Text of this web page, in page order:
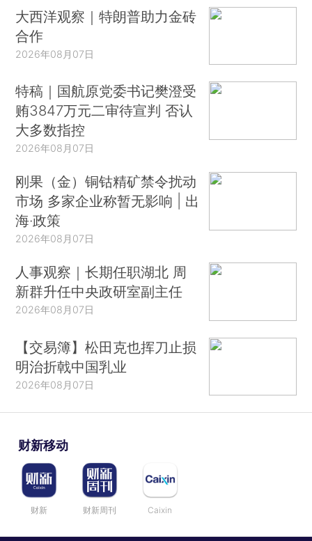
大西洋观察｜特朗普助力金砖
合作
2026年08月07日
特稿｜国航原党委书记樊澄受
贿3847万元二审待宣判 否认
大多数指控
2026年08月07日
刚果（金）铜钴精矿禁令扰动
市场 多家企业称暂无影响 | 出
海·政策
2026年08月07日
人事观察｜长期任职湖北 周
新群升任中央政研室副主任
2026年08月07日
【交易簿】松田克也挥刀止损
明治折戟中国乳业
2026年08月07日
财新移动
财新 财新周刊 Caixin